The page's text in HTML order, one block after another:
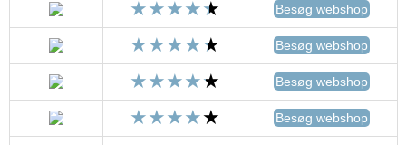
Besøg webshop
Besøg webshop
Besøg webshop
Besøg webshop